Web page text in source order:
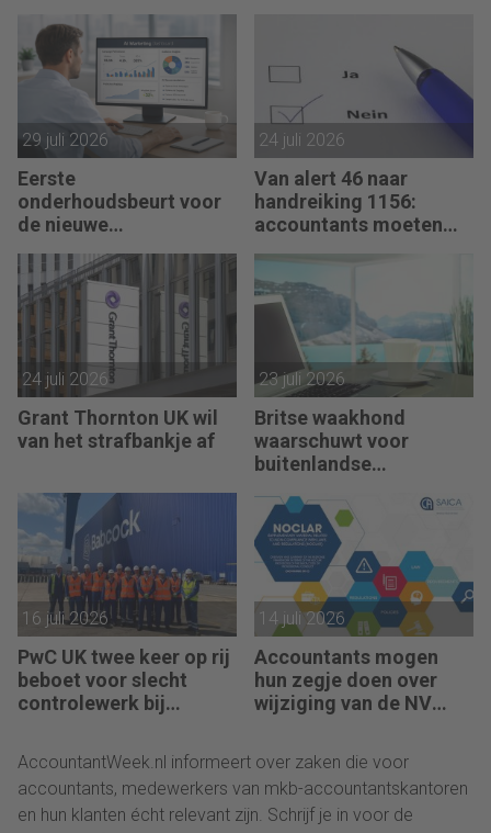
29 juli 2026
Eerste
onderhoudsbeurt voor
de nieuwe
voor accountants
24 juli 2026
Van alert 46 naar
handreiking 1156:
accountants moeten
24 juli 2026
Grant Thornton UK wil
van het strafbankje af
23 juli 2026
Britse waakhond
waarschuwt voor
buitenlandse
kantoren
16 juli 2026
PwC UK twee keer op rij
beboet voor slecht
controlewerk bij
14 juli 2026
Accountants mogen
hun zegje doen over
wijziging van de NV
AccountantWeek.nl informeert over zaken die voor
accountants, medewerkers van mkb-accountantskantoren
en hun klanten écht relevant zijn. Schrijf je in voor de